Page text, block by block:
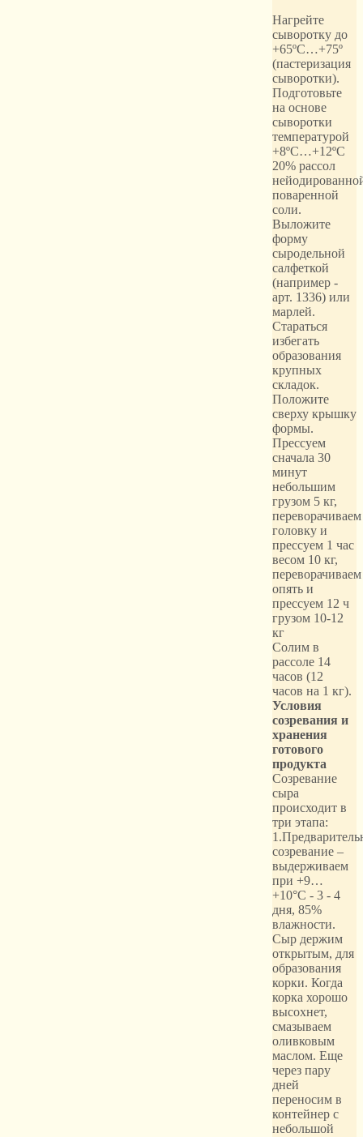
Нагрейте
сыворотку до
+65ºС…+75º
(пастеризация
сыворотки).
Подготовьте
на основе
сыворотки
температурой
+8ºС…+12ºС
20% рассол
поваренной
соли.
Выложите
форму
сыродельной
салфеткой
(например -
арт. 1336) или
марлей.
Стараться
избегать
образования
крупных
складок.
Положите
сверху крышку
формы.
Прессуем
сначала 30
минут
небольшим
грузом 5 кг,
переворачиваем
головку и
прессуем 1 час
весом 10 кг,
переворачиваем
опять и
прессуем 12 ч
грузом 10-12
кг
Солим в
рассоле 14
часов (12
часов на 1 кг).
Условия
созревания и
хранения
готового
продукта
Созревание
сыра
происходит в
три этапа:
созревание –
выдерживаем
при +9…
+10°С - 3 - 4
дня, 85%
влажности.
Сыр держим
открытым, для
образования
корки. Когда
корка хорошо
высохнет,
смазываем
оливковым
маслом. Еще
через пару
дней
переносим в
контейнер с
небольшой